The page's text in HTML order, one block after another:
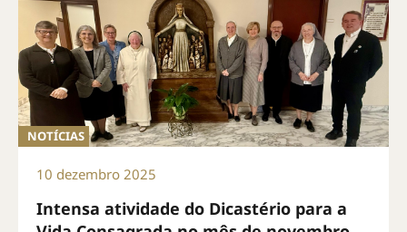
NOTÍCIAS
10 dezembro 2025
Intensa atividade do Dicastério para a